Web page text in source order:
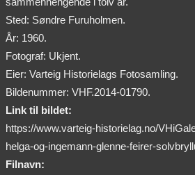
Sted: Søndre Furuholmen.
År: 1960.
Fotograf: Ukjent.
Eier: Varteig Historielags Fotosamling.
Bildenummer: VHF.2014-01790.
Link til bildet:
https://www.varteig-historielag.no/
helga-og-ingemann-glenne-feirer-
Filnavn: